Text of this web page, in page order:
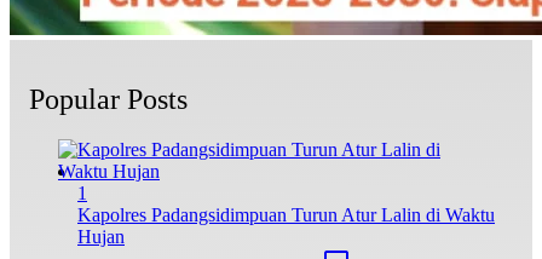
Popular Posts
1
Kapolres Padangsidimpuan Turun Atur Lalin di Waktu
Hujan